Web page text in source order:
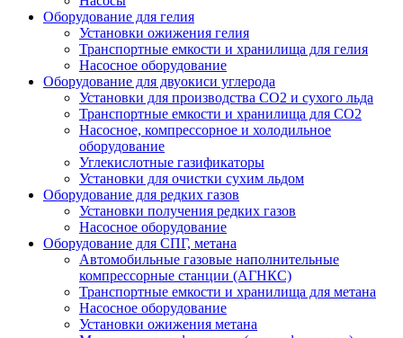
Оборудование для гелия
Установки ожижения гелия
Транспортные емкости и хранилища для гелия
Насосное оборудование
Оборудование для двуокиси углерода
Установки для производства СО2 и сухого льда
Транспортные емкости и хранилища для CO2
Насосное, компрессорное и холодильное
оборудование
Углекислотные газификаторы
Установки для очистки сухим льдом
Оборудование для редких газов
Установки получения редких газов
Насосное оборудование
Оборудование для СПГ, метана
Автомобильные газовые наполнительные
компрессорные станции (АГНКС)
Транспортные емкости и хранилища для метана
Насосное оборудование
Установки ожижения метана